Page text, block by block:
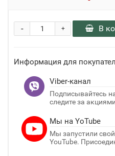
+
- В
Информация для
Viber-канал
Подписывайтесь
следите за акциями
Мы на YoTube
Мы запустили
YouTube.